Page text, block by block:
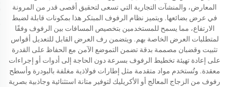
المعارض، والمنشآت التجارية التي تسعى لتحقيق أقصى قدر من المرونة
في عرض بضائعها. ويتميز نظام الرفوف المبتكر هذا بمكونات قابلة لضبط
الارتفاع، مما يسمح للمستخدمين بتخصيص المسافات بين الرفوف وفقًا
لمتطلبات العرض الخاصة بهم. ويتضمن رف العرض القابل للتعديل أقواس
تثبيت وقضبان مصممة بدقة تضمن التموضع الآمن مع الحفاظ على القدرة
على إعادة تهيئة تخطيط الرفوف بسرعة دون الحاجة إلى أدوات أو إجراءات
معقدة. وتُستخدم مواد متقدمة مثل إطارات فولاذية مغلفة بالبودرة وأسطح
رفوف من الزجاج المعالج أو الأكريليك لتوفير متانة استثنائية وجاذبية بصرية